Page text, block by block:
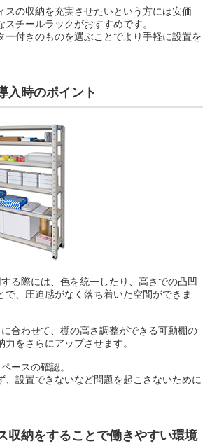
スの収納を充実させたいという方には安価
チールラックがおすすめです。
ー付きのものを選ぶことでより手軽に設置を
入時のポイント
する際には、色を統一したり、高さでの凸凹
で、圧迫感がなく落ち着いた空間ができま
に合わせて、棚の高さ調整ができる可動棚の
をさらにアップさせます。
ースの確認。
、設置できないなど問題を起こさないために
収納をすることで働きやすい環境